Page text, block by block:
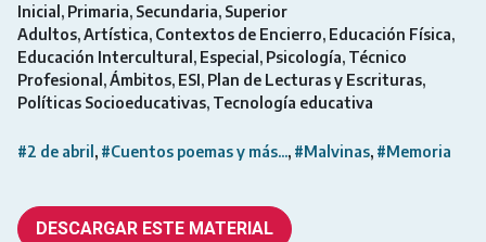
Inicial Primaria Secundaria Superior
Adultos Artística Contextos de Encierro Educación Física
Educación Intercultural
Especial Psicología Técnico
Profesional
Ámbitos ESI Plan de Lecturas y Escrituras
Políticas Socioeducativas Tecnología educativa
#2 de abril #Cuentos poemas y más... #Malvinas #Memoria
DESCARGAR ESTE MATERIAL